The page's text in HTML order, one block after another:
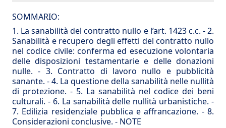
SOMMARIO:
1. La sanabilità del contratto nullo e l’art. 1423 c.c. -2.
Sanabilità e recupero degli effetti del contratto nullo
nel codice civile: conferma ed esecuzione volontaria
delle disposizioni testamentarie e delle donazioni
nulle. - 3. Contratto di lavoro nullo e pubblicità
sanante. -4. La questione della sanabilità nelle nullità
di protezione. - 5. La sanabilità nel codice dei beni
culturali. - 6. La sanabilità delle nullità urbanistiche. -
7. Edilizia residenziale pubblica e affrancazione. -8.
Considerazioni conclusive. - NOTE